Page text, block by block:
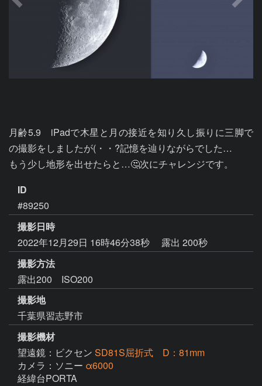
月齢5.9　iPadで木星と月の接近を知り久し振りに三脚で
の撮影をしましたが(・・?記憶を辿りながらでした…
もう少し地形を出せたらと…🤔次にチャレンジです。
ID
#89250
撮影日時
2022年12月29日 16時46分38秒
露出 200秒
撮影方法
露出200 ISO200
撮影地
千葉県習志野市
撮影機材
望遠鏡：ビクセン SD81S屈折式 D：81mm
カメラ：ソニー α6000
経緯台PORTA